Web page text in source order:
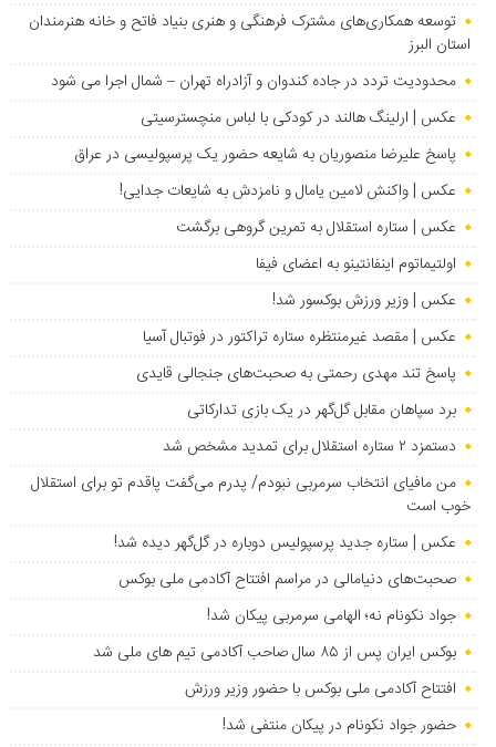
توسعه همکاری‌های مشترک فرهنگی و هنری بنیاد فاتح و خانه هنرمندان
استان البرز
محدودیت تردد در جاده کندوان و آزادراه تهران – شمال اجرا می شود
عکس | ارلینگ هالند در کودکی با لباس منچسترسیتی
پاسخ علیرضا منصوریان به شایعه حضور یک پرسپولیسی در عراق
عکس | واکنش لامین یامال و نامزدش به شایعات جدایی!
عکس | ستاره استقلال به تمرین گروهی برگشت
اولتیماتوم اینفانتینو به اعضای فیفا
عکس | وزیر ورزش بوکسور شد!
عکس | مقصد غیرمنتظره ستاره تراکتور در فوتبال آسیا
پاسخ تند مهدی رحمتی به صحبت‌های جنجالی قایدی
برد سپاهان مقابل گل‌گهر در یک بازی تدارکاتی
دستمزد ۲ ستاره استقلال برای تمدید مشخص شد
من مافیای انتخاب سرمربی نبودم/ پدرم می‌گفت پاقدم تو برای استقلال
خوب است
عکس | ستاره جدید پرسپولیس دوباره در گل‌گهر دیده شد!
صحبت‌های دنیامالی در مراسم افتتاح آکادمی ملی بوکس
جواد نکونام نه؛ الهامی سرمربی پیکان شد!
بوکس ایران پس از ۸۵ سال صاحب آکادمی تیم های ملی شد
افتتاح آکادمی ملی بوکس با حضور وزیر ورزش
حضور جواد نکونام در پیکان منتفی شد!